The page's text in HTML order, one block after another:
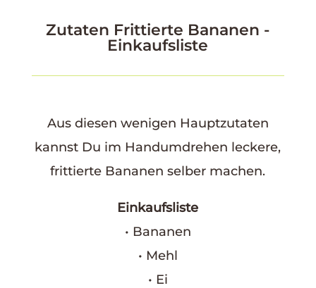
Zutaten Frittierte Bananen -
Einkaufsliste
Aus diesen wenigen Hauptzutaten
kannst Du im Handumdrehen leckere,
frittierte Bananen selber machen.
Einkaufsliste
• Bananen
• Mehl
• Ei